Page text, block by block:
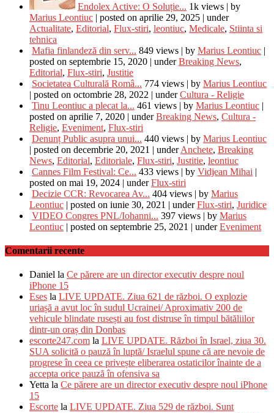
Endolex Active: O Soluție... 1k views | by
Marius Leontiuc | posted on aprilie 29, 2025 | under
Actualitate, Editorial, Flux-stiri, leontiuc, Medicale, Stiinta si
tehnica
Mafia finlandeză din serv... 849 views | by Marius Leontiuc |
posted on septembrie 15, 2020 | underBreaking News,
Editorial, Flux-stiri, Justitie
Societatea Culturală Româ... 774 views | by Marius Leontiuc
| posted on octombrie 28, 2022 | underCultura - Religie
Tinu Leontiuc a plecat la... 461 views | by Marius Leontiuc |
posted on aprilie 7, 2020 | underBreaking News, Cultura -
Religie, Eveniment, Flux-stiri
Denunț Public asupra unui... 440 views | by Marius Leontiuc
| posted on decembrie 20, 2021 | underAnchete, Breaking
News, Editorial, Editoriale, Flux-stiri, Justitie, leontiuc
Cannes Film Festival: Ce... 433 views | by Vidjean Mihai |
posted on mai 19, 2024 | underFlux-stiri
Decizie CCR: Revocarea Av... 404 views | by Marius
Leontiuc | posted on iunie 30, 2021 | underFlux-stiri, Juridice
VIDEO Congres PNL/Iohanni... 397 views | by Marius
Leontiuc | posted on septembrie 25, 2021 | underEveniment
Comentarii recente
Daniel la Ce părere are un director executiv despre noul
iPhone 15
Eses la LIVE UPDATE. Ziua 621 de război. O explozie
uriașă a avut loc în sudul Ucrainei/ Aproximativ 200 de
vehicule blindate rusești au fost distruse în timpul bătăliilor
dintr-un oraș din Donbas
escorte247.com la LIVE UPDATE. Război în Israel, ziua 30.
SUA solicită o pauză în luptă/ Israelul spune că are nevoie de
progrese în ceea ce privește eliberarea ostaticilor înainte de a
accepta orice pauză în ofensiva sa
Yetta la Ce părere are un director executiv despre noul iPhone
15
Escorte la LIVE UPDATE. Ziua 529 de război. Sunt